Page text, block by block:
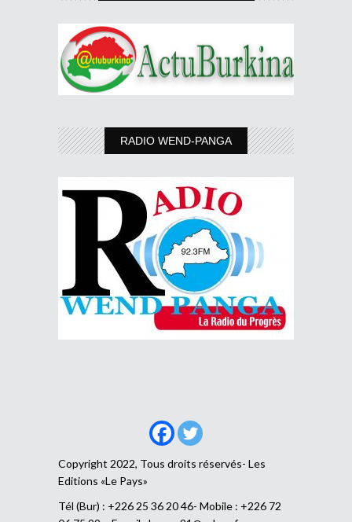
RADIO WEND-PANGA
Copyright 2022, Tous droits réservés- Les
Editions «Le Pays»
Tél (Bur) : +226 25 36 20 46- Mobile : +226 72